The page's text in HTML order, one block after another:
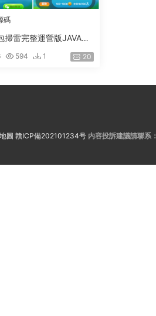
碼
掃雷完整運營版JAVA純
594 1 20
圖 贛ICP備202101234号 内容投訴建議請聯系：